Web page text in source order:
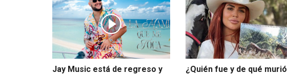
Jay Music está de regreso y
¿Quién fue y de qué murió